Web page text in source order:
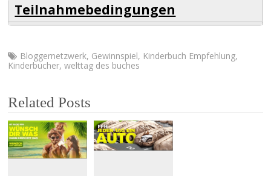
Teilnahmebedingungen
Bloggernetzwerk, Gewinnspiel, Kinderbuch Empfehlung,
Kinderbücher,welttag des buches
Related Posts